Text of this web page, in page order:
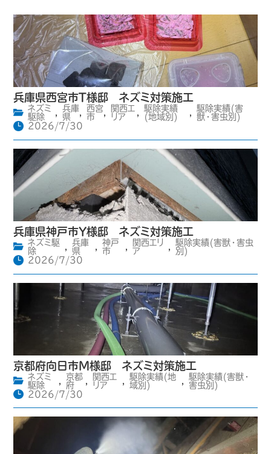
兵庫県西宮市T様邸 ネズミ対策施工
ネズミ
駆除
,
兵庫
県
,
西宮
市
,
関西エ
リア
,
駆除実績
(地域別)
,
駆除実績(害
獣・害虫別)
2026/7/30
兵庫県神戸市Y様邸 ネズミ対策施工
ネズミ駆
除
兵庫
県
神戸
市
関西エリ
ア
駆除実績(害獣・害虫
別)
2026/7/30
京都府向日市M様邸 ネズミ対策施工
ネズミ
駆除
京都
府
関西エ
リア
駆除実績(地
域別)
駆除実績(害獣・
害虫別)
2026/7/30